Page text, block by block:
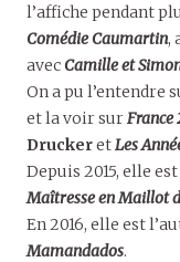
l’affiche pendant
Comédie Caumartin,
avecCamille et
On a pu l’entendre
et la voir surFrance
Druckeret Les
Depuis 2015, elle
Maîtresse en Maillot
En 2016, elle est
Mamandados.